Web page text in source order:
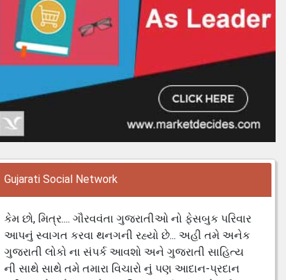
Gujarati Social Network
કેમ છો, મિત્ર.... ગૌરવવંતા ગુજરાતીઓ નો ફેસબુક પરિવાર
આપનું સ્વાગત કરવા થનગની રહ્યો છે... અહી તમે અનેક
ગુજરાતી લોકો ના સંપર્ક આવશો અને ગુજરાતી સાહિત્ય
ની સાથે સાથે તમે તમારા વિચારો નું પણ આદાન-પ્રદાન